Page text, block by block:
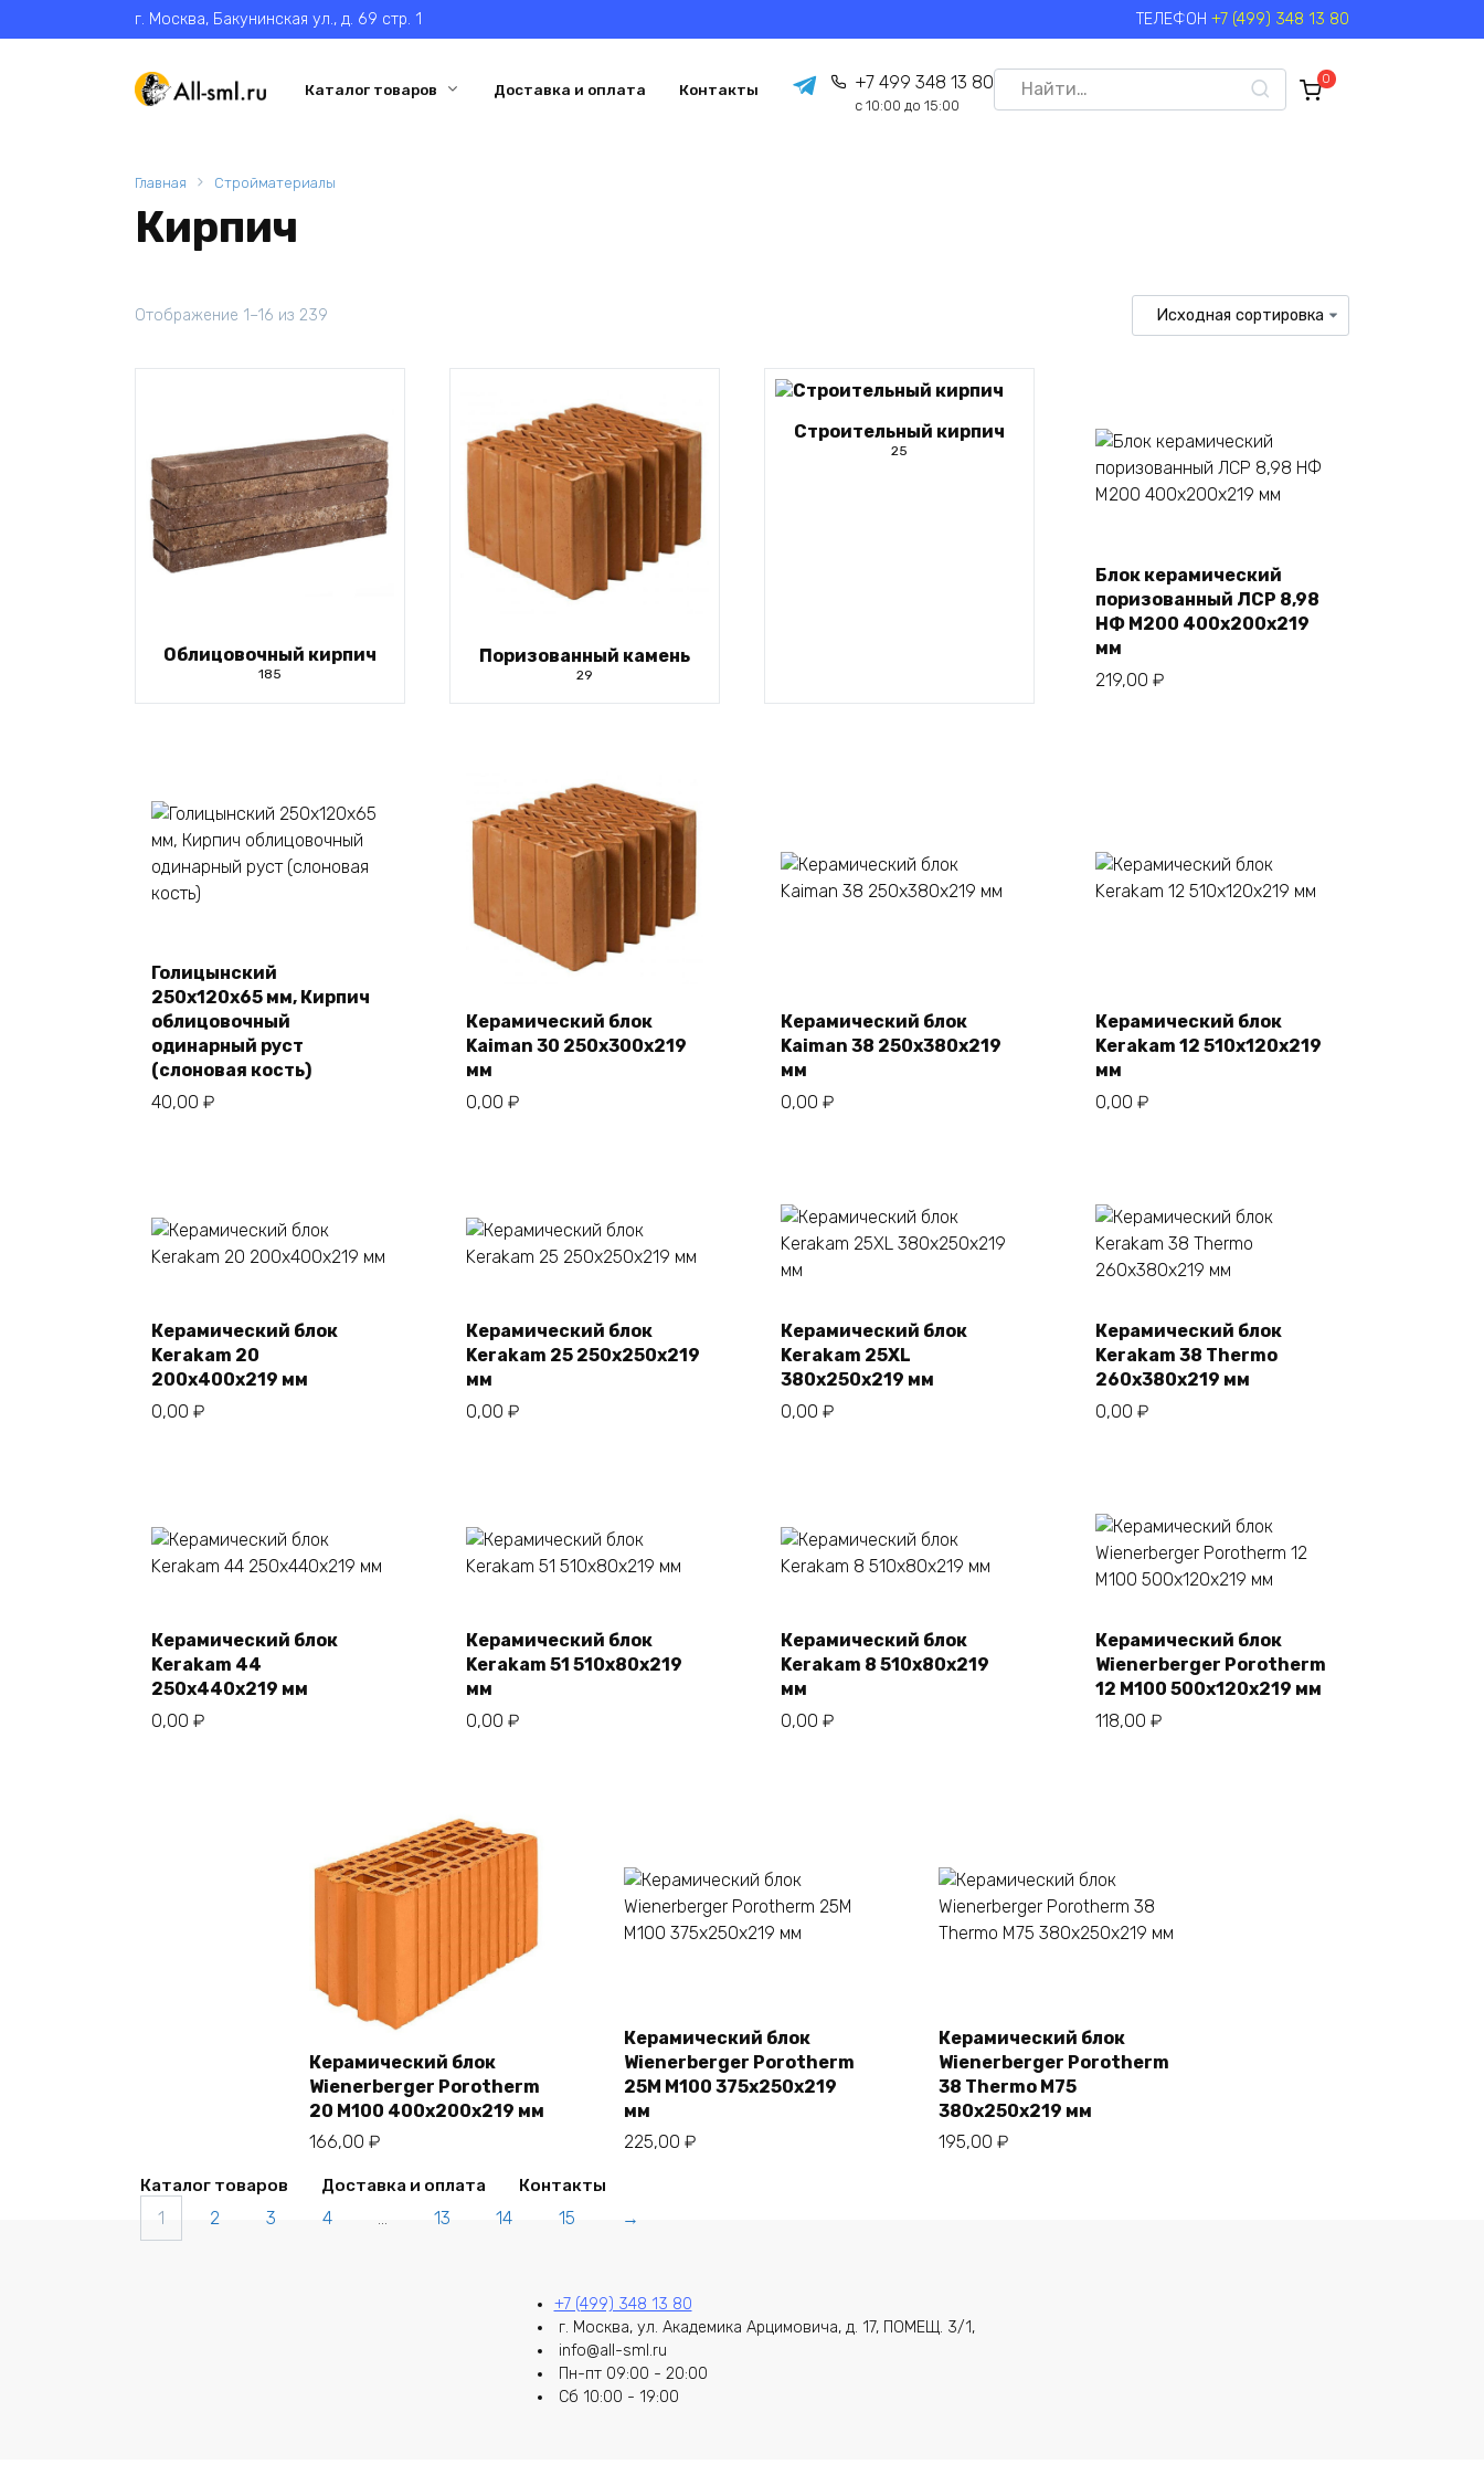
к
г. Москва, Бакунинская ул., д. 69 стр. 1 ТЕЛЕФОН +7 (499) 348 13 80
Каталог товаров Доставка и оплата Контакты +7 499 348 13 80
с 10:00 до 15:00
Search
for:
0
Главная Стройматериалы
Кирпич
Отображение 1–16 из 239
Облицовочный кирпич
185
Поризованный камень
29
Строительный кирпич
25
В корзину
Блок керамический
поризованный ЛСР 8,98
НФ М200 400х200х219
мм
219,00 ₽
В корзину
Голицынский
250х120х65 мм, Кирпич
облицовочный
одинарный руст
(слоновая кость)
40,00 ₽
Керамический блок
Kaiman 30 250х300х219
мм
0,00 ₽
Керамический блок
Kaiman 38 250x380x219
мм
0,00 ₽
Керамический блок
Kerakam 12 510х120х219
мм
0,00 ₽
В корзину
Керамический блок
Kerakam 20
200х400х219 мм
0,00 ₽
В корзину
Керамический блок
Kerakam 25 250х250х219
мм
0,00 ₽
В корзину
Керамический блок
Kerakam 25XL
380х250х219 мм
0,00 ₽
В корзину
Керамический блок
Kerakam 38 Thermo
260х380х219 мм
0,00 ₽
В корзину
Керамический блок
Kerakam 44
250х440х219 мм
0,00 ₽
В корзину
Керамический блок
Kerakam 51 510х80х219
мм
0,00 ₽
В корзину
Керамический блок
Kerakam 8 510х80х219
мм
0,00 ₽
В корзину
Керамический блок
Wienerberger Porotherm
12 M100 500х120х219 мм
118,00 ₽
В корзину
Керамический блок
Wienerberger Porotherm
20 M100 400х200х219 мм
166,00 ₽
Керамический блок
Wienerberger Porotherm
25M M100 375х250х219
мм
225,00 ₽
Керамический блок
Wienerberger Porotherm
38 Thermo M75
380х250х219 мм
195,00 ₽
1 2 3 4 … 13 14 15 →
Каталог товаров Доставка и оплата Контакты
+7 (499) 348 13 80
г. Москва, ул. Академика Арцимовича, д. 17, ПОМЕЩ. 3/1,
info@all-sml.ru
Пн-пт 09:00 - 20:00
Сб 10:00 - 19:00